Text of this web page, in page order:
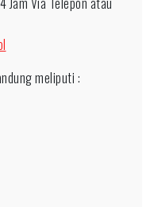
meliputi :